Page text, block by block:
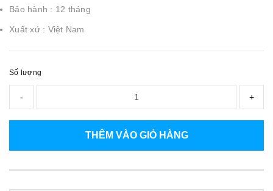
Bảo hành : 12 tháng
Xuất xứ : Việt Nam
Số lượng
- +
THÊM VÀO GIỎ HÀNG